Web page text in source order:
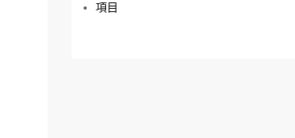
項目